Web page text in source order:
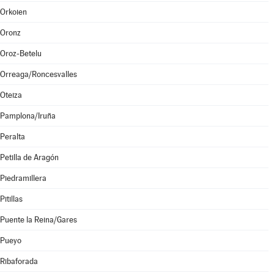
Orkoien
Oronz
Oroz-Betelu
Orreaga/Roncesvalles
Oteiza
Pamplona/Iruña
Peralta
Petilla de Aragón
Piedramillera
Pitillas
Puente la Reina/Gares
Pueyo
Ribaforada